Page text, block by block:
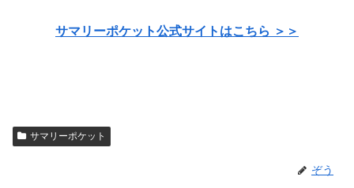
サマリーポケット公式サイトはこちら ＞＞
サマリーポケット
ぞう